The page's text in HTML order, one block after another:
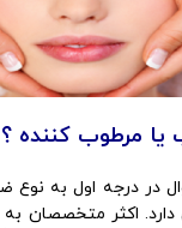
یا مرطوب کننده ؟
در درجه اول به نوع
اکثر متخصصان